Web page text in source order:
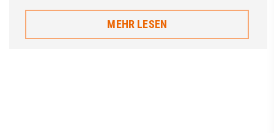
MEHR LESEN